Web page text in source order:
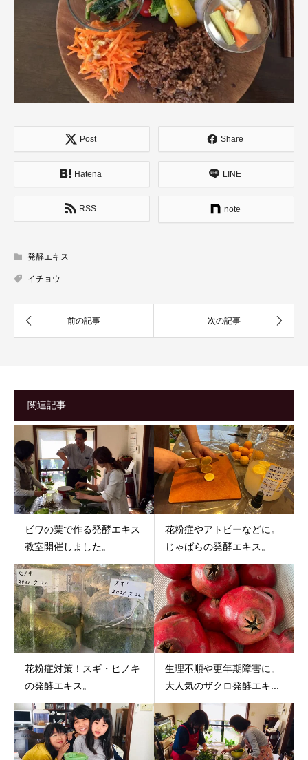
Post Share
Hatena LINE
RSS note
発酵エキス
イチョウ
関連記事
ビワの葉で作る発酵エキス
教室開催しました。
花粉症やアトピーなどに。
じゃばらの発酵エキス。
花粉症対策！スギ・ヒノキ
の発酵エキス。
生理不順や更年期障害に。
大人気のザクロ発酵エキ...